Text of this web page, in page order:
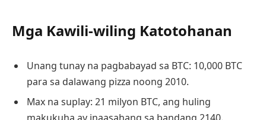
Mga Kawili-wiling Katotohanan
Unang tunay na pagbabayad sa BTC: 10,000 BTC
para sa dalawang pizza noong 2010.
Max na suplay: 21 milyon BTC, ang huling